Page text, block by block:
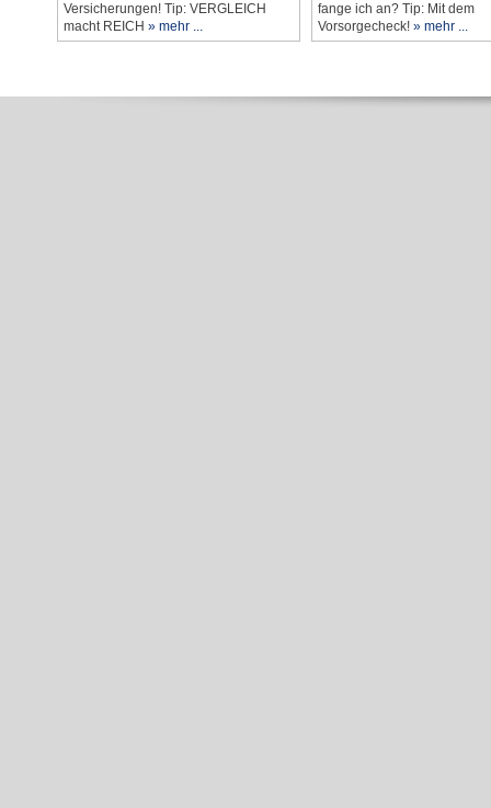
Versicherungen! Tip: VERGLEICH
macht REICH » mehr ...
fange ich an? Tip: Mit dem
Vorsorgecheck! » mehr ...